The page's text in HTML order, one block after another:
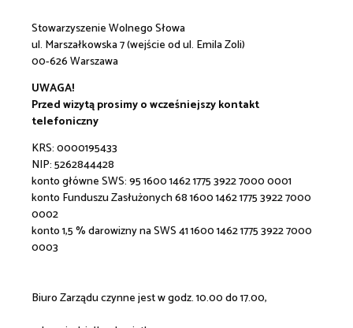
Stowarzyszenie Wolnego Słowa
ul. Marszałkowska 7 (wejście od ul. Emila Zoli)
00-626 Warszawa
UWAGA!
Przed wizytą prosimy o wcześniejszy kontakt
telefoniczny
KRS: 0000195433
NIP: 5262844428
konto główne SWS:95 1600 1462 1775 3922 7000 0001
konto Funduszu Zasłużonych 68 1600 1462 1775 3922 7000
0002
konto 1,5 % darowizny na SWS 41 1600 1462 1775 3922 7000
0003
Biuro Zarządu czynne jest w godz. 10.00 do 17.00,